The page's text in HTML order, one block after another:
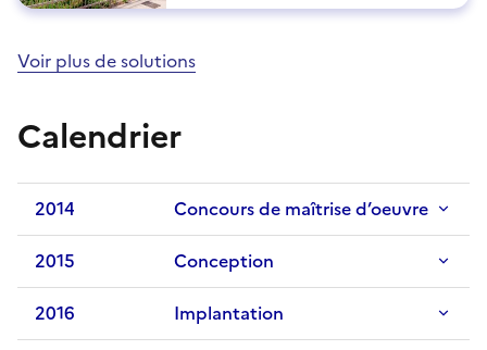
Voir plus de solutions
Calendrier
2014
Concours de maîtrise d’oeuvre
2015
Conception
2016
Implantation